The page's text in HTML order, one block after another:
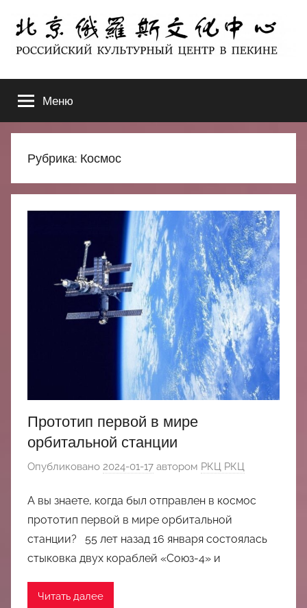
содержимому
北
京
俄
罗
斯
ЦЕНТР
В
ПЕКИНЕ
Меню
Рубрика: Космос
Прототип первой в мире
орбитальной станции
Опубликовано 2024-01-17 автором РКЦ РКЦ
А вы знаете, когда был отправлен в космос
прототип первой в мире орбитальной
станции? 55 лет назад 16 января состоялась
стыковка двух кораблей «Союз-4» и
Читать далее